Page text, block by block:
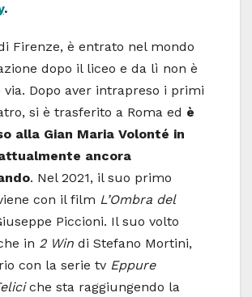
.
Firenze, è entrato nel mondo
dopo il liceo e da lì non è
via. Dopo aver intrapreso i primi
si è trasferito a Roma ed è
alla Gian Maria Volonté in
ancora
. Nel 2021, il suo primo
con il film L’Ombra del
Piccioni. Il suo volto
in 2 Win di Stefano Mortini,
con la serie tv Eppure
che sta raggiungendo la